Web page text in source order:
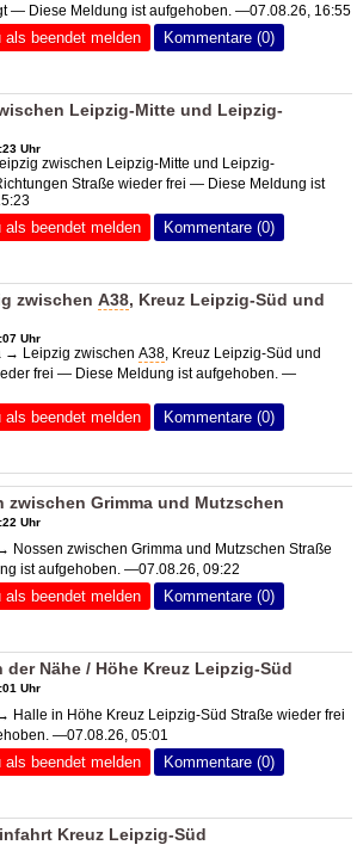
— Diese Meldung ist aufgehoben. —07.08.26, 16:55
als beendet melden Kommentare (0)
Leipzig-Mitte und Leipzig-
Uhr
zwischen Leipzig-Mitte und Leipzig-
Straße wieder frei — Diese Meldung ist
als beendet melden Kommentare (0)
zwischenA38, Kreuz Leipzig-Süd und
Uhr
→ Leipzig zwischenA38, Kreuz Leipzig-Süd und
frei — Diese Meldung ist aufgehoben. —
als beendet melden Kommentare (0)
zwischen Grimma und Mutzschen
Uhr
Nossen zwischen Grimma und Mutzschen Straße
ist aufgehoben. —07.08.26, 09:22
als beendet melden Kommentare (0)
der Nähe / Höhe Kreuz Leipzig-Süd
Uhr
Halle in Höhe Kreuz Leipzig-Süd Straße wieder frei
—07.08.26, 05:01
als beendet melden Kommentare (0)
Kreuz Leipzig-Süd